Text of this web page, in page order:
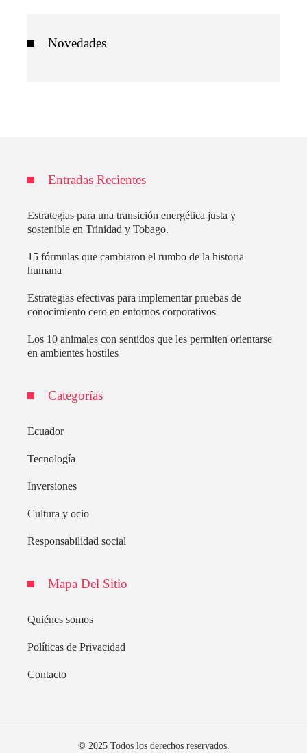
Novedades
Entradas Recientes
Estrategias para una transición energética justa y
sostenible en Trinidad y Tobago.
15 fórmulas que cambiaron el rumbo de la historia
humana
Estrategias efectivas para implementar pruebas de
conocimiento cero en entornos corporativos
Los 10 animales con sentidos que les permiten orientarse
en ambientes hostiles
Categorías
Ecuador
Tecnología
Inversiones
Cultura y ocio
Responsabilidad social
Mapa Del Sitio
Quiénes somos
Políticas de Privacidad
Contacto
© 2025 Todos los derechos reservados.